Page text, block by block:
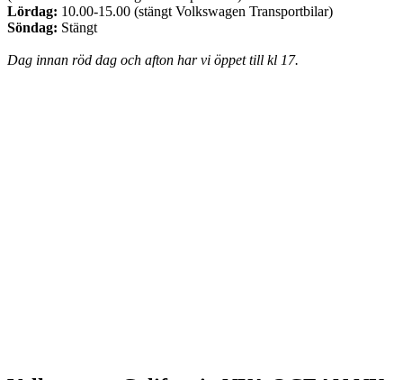
Lördag: 10.00-15.00 (stängt Volkswagen Transportbilar)
Söndag: Stängt
Dag innan röd dag och afton har vi öppet till kl 17.